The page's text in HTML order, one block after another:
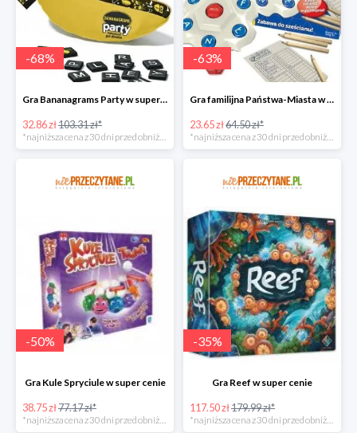
-68%
Gra Bananagrams Party w super cenie
32.86 zł103.31 zł*
*najniższa cena z 30 dni przed obniżką
-63%
Gra familijna Państwa-Miasta w super cenie
23.65 zł64.50 zł*
*najniższa cena z 30 dni przed obniżką
-50%
Gra Kule Spryciule w super cenie
38.75 zł77.17 zł*
-35%
Gra Reef w super cenie
117.50 zł179.99 zł*